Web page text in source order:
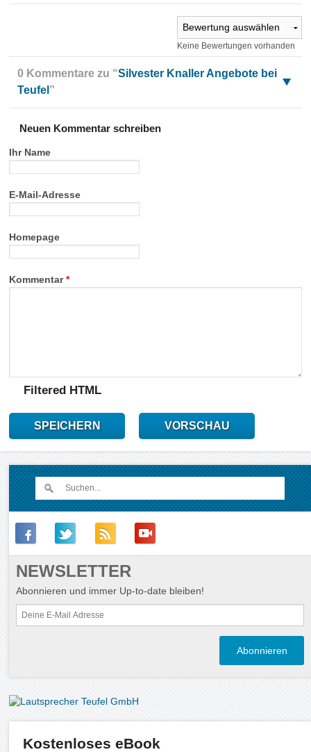
Keine Bewertungen vorhanden
0 Kommentare zu “Silvester Knaller Angebote bei
Teufel ”
Neuen Kommentar schreiben
Ihr Name
E-Mail-Adresse
Homepage
Kommentar*
Filtered HTML
SPEICHERN VORSCHAU
NEWSLETTER
Abonnieren und immer Up-to-date bleiben!
Kostenloses eBook